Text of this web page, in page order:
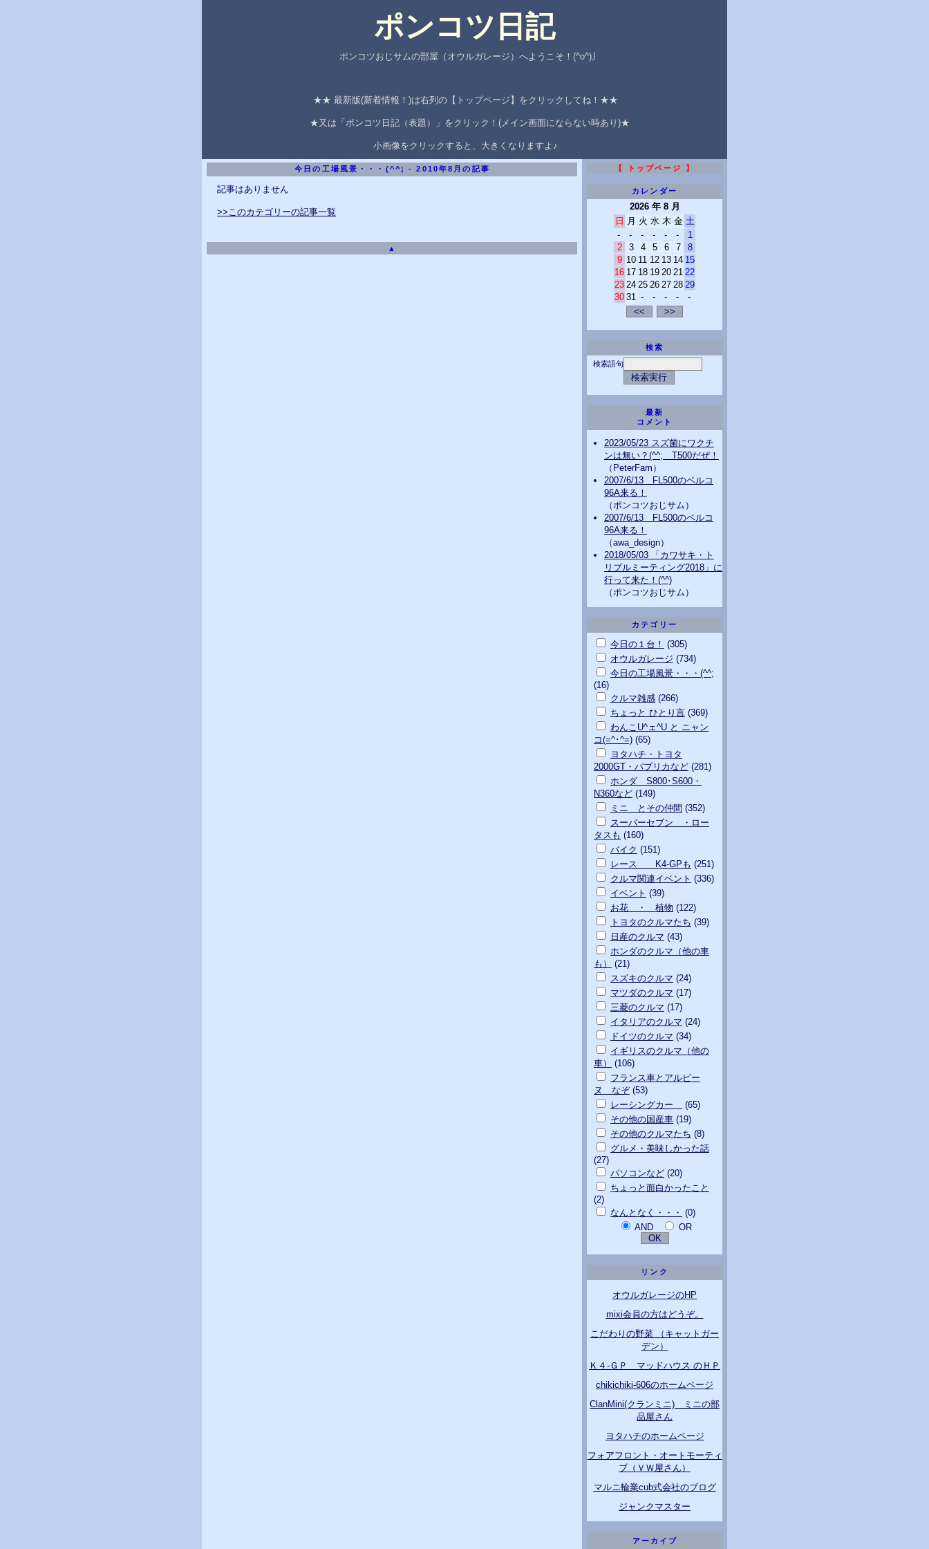
ポンコツ日記
ポンコツおじサムの部屋（オウルガレージ）へようこそ！(^o^)丿
★★ 最新版(新着情報！)は右列の【トップページ】をクリックしてね！★★
★又は「ポンコツ日記（表題）」をクリック！(メイン画面にならない時あり)★
小画像をクリックすると、大きくなりますよ♪
今日の工場風景・・・(^^; - 2010年8月の記事
記事はありません
>>このカテゴリーの記事一覧
▲
【 トップページ 】
カレンダー
2026 年 8 月
日 月 火 水 木 金 土
-
- - - - -
1
2
3 4 5 6 7
8
9 10 11 12 13 14 15
16 17 18 19 20 21 22
23 24 25 26 27 28 29
30 31 - - - - -
検索
検索語句
最新
コメント
2023/05/23 スズ菌にワクチ
ンは無い？(^^; T500だぜ！
（PeterFam）
2007/6/13 FL500のベルコ
96A来る！
（ポンコツおじサム）
2007/6/13 FL500のベルコ
96A来る！
（awa_design）
2018/05/03 「カワサキ・ト
リプルミーティング2018」に
行って来た！(^^)
（ポンコツおじサム）
カテゴリー
今日の１台！ (305)
オウルガレージ (734)
今日の工場風景・・・(^^;
(16)
クルマ雑感 (266)
ちょっと ひとり言 (369)
わんこU^ェ^U と ニャン
コ(=^･^=) (65)
ヨタハチ・トヨタ
2000GT・パブリカなど (281)
ホンダ S800･S600・
N360など (149)
ミニ とその仲間 (352)
スーパーセブン ・ロー
タスも (160)
バイク (151)
レース K4-GPも (251)
クルマ関連イベント (336)
イベント (39)
お花 ・ 植物 (122)
トヨタのクルマたち (39)
日産のクルマ (43)
ホンダのクルマ（他の車
も）
(21)
スズキのクルマ (24)
マツダのクルマ (17)
三菱のクルマ (17)
イタリアのクルマ (24)
ドイツのクルマ (34)
イギリスのクルマ（他の
車）
(106)
フランス車とアルピー
ヌ なぞ(53)
レーシングカー
(65)
その他の国産車 (19)
その他のクルマたち (8)
グルメ・美味しかった話
(27)
パソコンなど (20)
ちょっと面白かったこと
(2)
なんとなく・・・ (0)
AND
OR
リンク
オウルガレージのHP
mixi会員の方はどうぞ。
こだわりの野菜 （キャットガー
デン）
Ｋ４-ＧＰ マッドハウス のＨＰ
chikichiki-606のホームページ
ClanMini(クランミニ) ミニの部
品屋さん
ヨタハチのホームページ
フォアフロント・オートモーティ
ブ（ＶＷ屋さん）
マルニ輪業cub式会社のブログ
ジャンクマスター
アーカイブ